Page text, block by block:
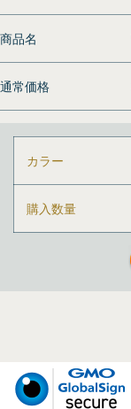
商品名
通常価格
カラー
購入数量